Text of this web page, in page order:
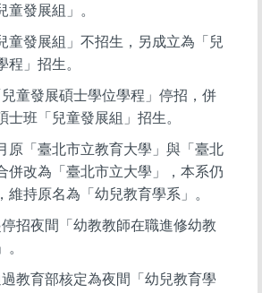
童發展組」。
童發展組」不招生，另成立為「兒
程」招生。
童發展碩士學位學程」停招，併
士班「兒童發展組」招生。
原「臺北市立教育大學」與「臺北
併改為「臺北市立大學」，本系仍
維持原名為「幼兒教育學系」。
招夜間「幼教教師在職進修幼教
教育部核定為夜間「幼兒教育學